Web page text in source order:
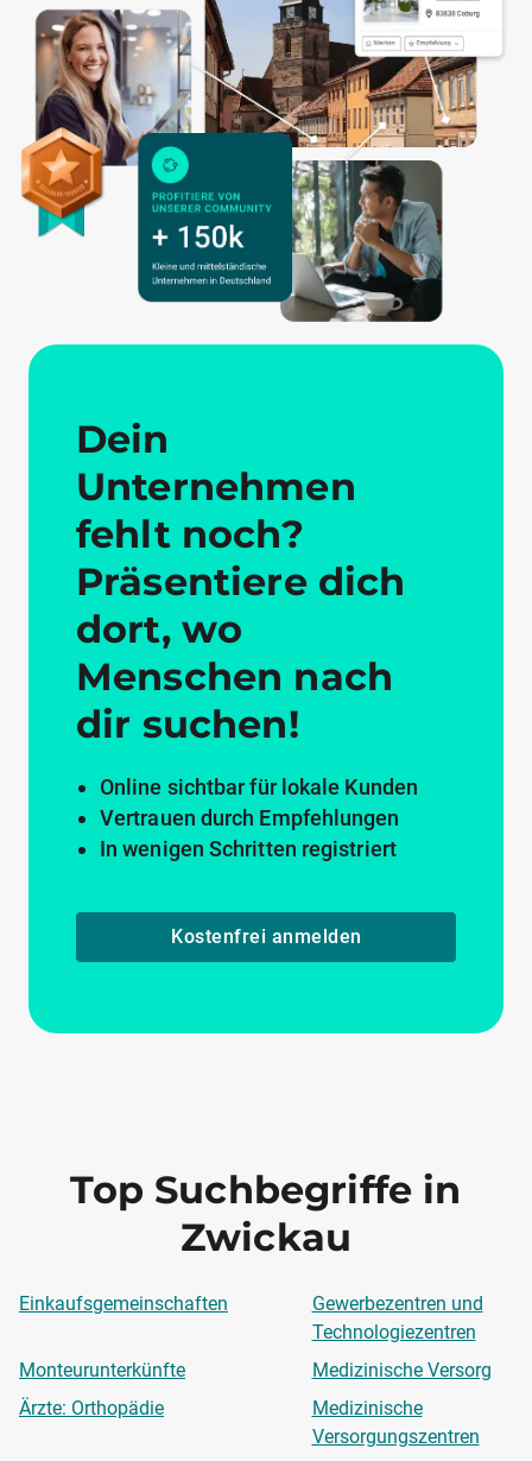
Dein
Unternehmen
fehlt noch?
Präsentiere dich
dort, wo
Menschen nach
dir suchen!
Online sichtbar für lokale Kunden
Vertrauen durch Empfehlungen
In wenigen Schritten registriert
Kostenfrei anmelden
Top Suchbegriffe in
Zwickau
Einkaufsgemeinschaften
Gewerbezentren und
Technologiezentren
Monteurunterkünfte
Medizinische Versorg
Ärzte: Orthopädie
Medizinische
Versorgungszentren